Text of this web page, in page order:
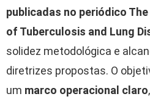
publicadas no periódico
of Tuberculosis and Lung
solidez metodológica e
diretrizes propostas. O
um marco operacional claro